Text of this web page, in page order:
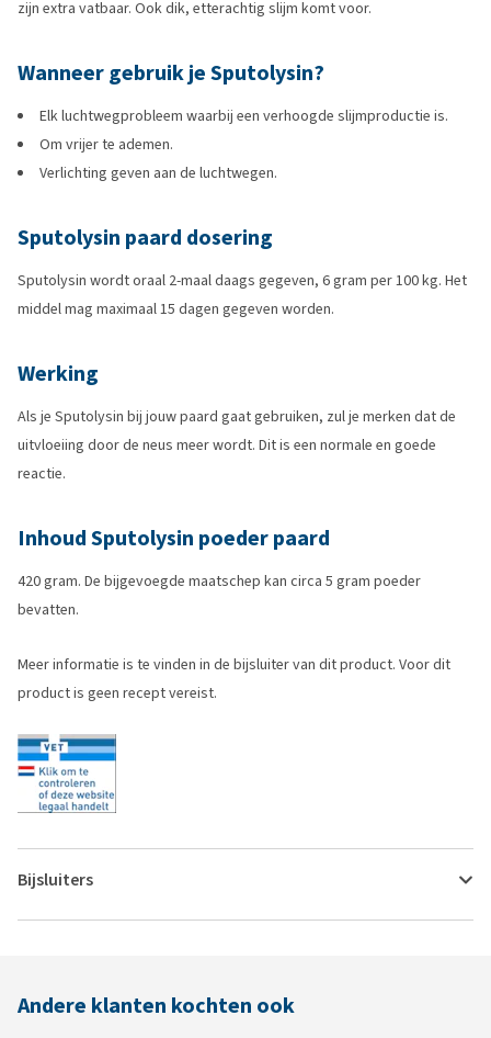
zijn extra vatbaar. Ook dik, etterachtig slijm komt voor.
Wanneer gebruik je Sputolysin?
Elk luchtwegprobleem waarbij een verhoogde slijmproductie is.
Om vrijer te ademen.
Verlichting geven aan de luchtwegen.
Sputolysin paard dosering
Sputolysin wordt oraal 2-maal daags gegeven, 6 gram per 100 kg. Het
middel mag maximaal 15 dagen gegeven worden.
Werking
Als je Sputolysin bij jouw paard gaat gebruiken, zul je merken dat de
uitvloeiing door de neus meer wordt. Dit is een normale en goede
reactie.
Inhoud Sputolysin poeder paard
420 gram. De bijgevoegde maatschep kan circa 5 gram poeder
bevatten.
Meer informatie is te vinden in de bijsluiter van dit product. Voor dit
product is geen recept vereist.
Bijsluiters
Andere klanten kochten ook